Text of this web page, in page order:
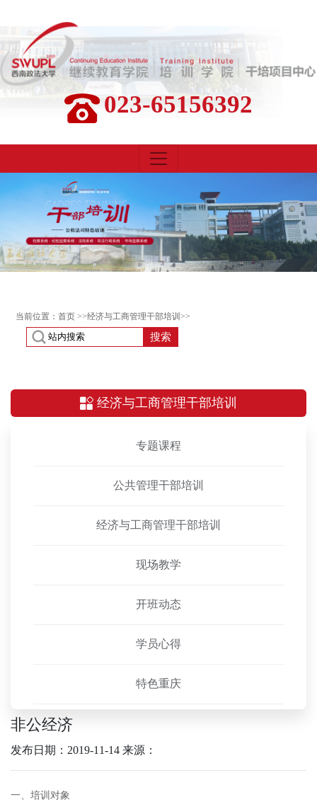
023-65156392
当前位置： 首页 >>经济与工商管理干部培训 >>
搜索
经济与工商管理干部培训
专题课程
公共管理干部培训
经济与工商管理干部培训
现场教学
开班动态
学员心得
特色重庆
非公经济
发布日期：2019-11-14 来源：
一、培训对象